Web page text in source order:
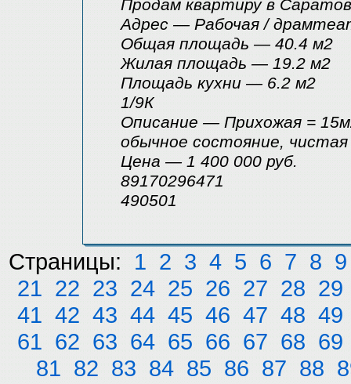
Продам квартиру в
Адрес — Рабочая /
Общая площадь — 40.4 м2
Жилая площадь — 19.2 м2
Площадь кухни — 6.2 м2
1/9К
Описание — Прихожая =
обычное состояние,
Цена — 1 400 000 руб.
89170296471
490501
Страницы: 1 2 3 4 5 6 7 8 9
21 22 23 24 25 26 27 28 29
41 42 43 44 45 46 47 48 49
61 62 63 64 65 66 67 68 69
81 82 83 84 85 86 87 88